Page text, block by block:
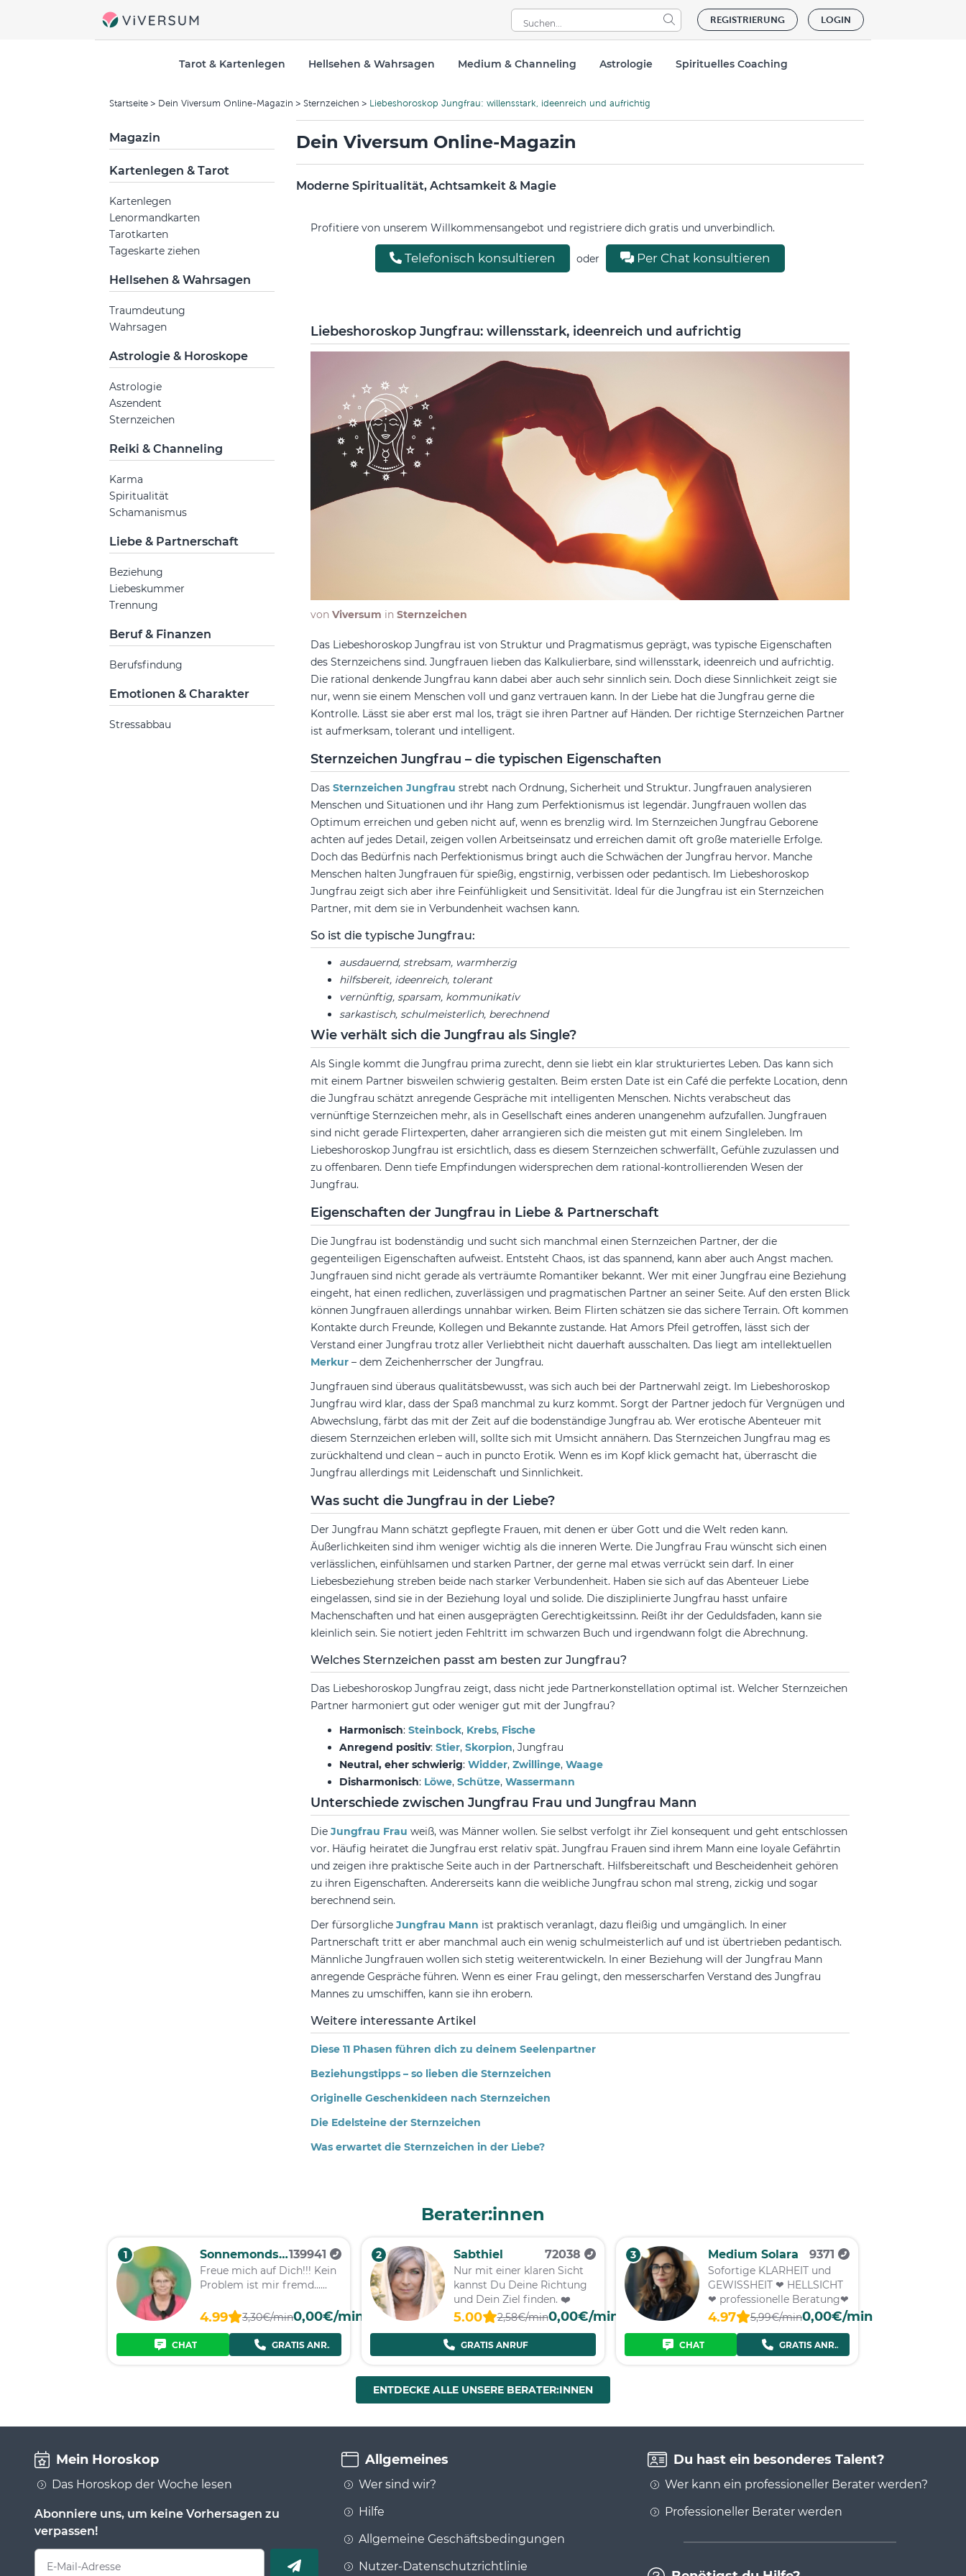
REGISTRIERUNG LOGIN
Tarot & Kartenlegen Hellsehen & Wahrsagen Medium & Channeling Astrologie Spirituelles Coaching
Startseite Dein Viversum Online-Magazin Sternzeichen Liebeshoroskop Jungfrau: willensstark, ideenreich und aufrichtig
Magazin
Kartenlegen & Tarot
Kartenlegen
Lenormandkarten
Tarotkarten
Tageskarte ziehen
Hellsehen & Wahrsagen
Traumdeutung
Wahrsagen
Astrologie & Horoskope
Astrologie
Aszendent
Sternzeichen
Reiki & Channeling
Karma
Spiritualität
Schamanismus
Liebe & Partnerschaft
Beziehung
Liebeskummer
Trennung
Beruf & Finanzen
Berufsfindung
Emotionen & Charakter
Stressabbau
Dein Viversum Online-Magazin
Moderne Spiritualität, Achtsamkeit & Magie
Profitiere von unserem Willkommensangebot und registriere dich gratis und unverbindlich.
Telefonisch konsultieren oder Per Chat konsultieren
Liebeshoroskop Jungfrau: willensstark, ideenreich und aufrichtig
von Viversum in Sternzeichen
Das Liebeshoroskop Jungfrau ist von Struktur und Pragmatismus geprägt, was typische Eigenschaften
des Sternzeichens sind. Jungfrauen lieben das Kalkulierbare, sind willensstark, ideenreich und aufrichtig.
Die rational denkende Jungfrau kann dabei aber auch sehr sinnlich sein. Doch diese Sinnlichkeit zeigt sie
nur, wenn sie einem Menschen voll und ganz vertrauen kann. In der Liebe hat die Jungfrau gerne die
Kontrolle. Lässt sie aber erst mal los, trägt sie ihren Partner auf Händen. Der richtige Sternzeichen Partner
ist aufmerksam, tolerant und intelligent.
Sternzeichen Jungfrau – die typischen Eigenschaften
Das Sternzeichen Jungfrau strebt nach Ordnung, Sicherheit und Struktur. Jungfrauen analysieren
Menschen und Situationen und ihr Hang zum Perfektionismus ist legendär. Jungfrauen wollen das
Optimum erreichen und geben nicht auf, wenn es brenzlig wird. Im Sternzeichen Jungfrau Geborene
achten auf jedes Detail, zeigen vollen Arbeitseinsatz und erreichen damit oft große materielle Erfolge.
Doch das Bedürfnis nach Perfektionismus bringt auch die Schwächen der Jungfrau hervor. Manche
Menschen halten Jungfrauen für spießig, engstirnig, verbissen oder pedantisch. Im Liebeshoroskop
Jungfrau zeigt sich aber ihre Feinfühligkeit und Sensitivität. Ideal für die Jungfrau ist ein Sternzeichen
Partner, mit dem sie in Verbundenheit wachsen kann.
So ist die typische Jungfrau:
ausdauernd, strebsam, warmherzig
hilfsbereit, ideenreich, tolerant
vernünftig, sparsam, kommunikativ
sarkastisch, schulmeisterlich, berechnend
Wie verhält sich die Jungfrau als Single?
Als Single kommt die Jungfrau prima zurecht, denn sie liebt ein klar strukturiertes Leben. Das kann sich
mit einem Partner bisweilen schwierig gestalten. Beim ersten Date ist ein Café die perfekte Location, denn
die Jungfrau schätzt anregende Gespräche mit intelligenten Menschen. Nichts verabscheut das
vernünftige Sternzeichen mehr, als in Gesellschaft eines anderen unangenehm aufzufallen. Jungfrauen
sind nicht gerade Flirtexperten, daher arrangieren sich die meisten gut mit einem Singleleben. Im
Liebeshoroskop Jungfrau ist ersichtlich, dass es diesem Sternzeichen schwerfällt, Gefühle zuzulassen und
zu offenbaren. Denn tiefe Empfindungen widersprechen dem rational-kontrollierenden Wesen der
Jungfrau.
Eigenschaften der Jungfrau in Liebe & Partnerschaft
Die Jungfrau ist bodenständig und sucht sich manchmal einen Sternzeichen Partner, der die
gegenteiligen Eigenschaften aufweist. Entsteht Chaos, ist das spannend, kann aber auch Angst machen.
Jungfrauen sind nicht gerade als verträumte Romantiker bekannt. Wer mit einer Jungfrau eine Beziehung
eingeht, hat einen redlichen, zuverlässigen und pragmatischen Partner an seiner Seite. Auf den ersten Blick
können Jungfrauen allerdings unnahbar wirken. Beim Flirten schätzen sie das sichere Terrain. Oft kommen
Kontakte durch Freunde, Kollegen und Bekannte zustande. Hat Amors Pfeil getroffen, lässt sich der
Verstand einer Jungfrau trotz aller Verliebtheit nicht dauerhaft ausschalten. Das liegt am intellektuellen
Merkur – dem Zeichenherrscher der Jungfrau.
Jungfrauen sind überaus qualitätsbewusst, was sich auch bei der Partnerwahl zeigt. Im Liebeshoroskop
Jungfrau wird klar, dass der Spaß manchmal zu kurz kommt. Sorgt der Partner jedoch für Vergnügen und
Abwechslung, färbt das mit der Zeit auf die bodenständige Jungfrau ab. Wer erotische Abenteuer mit
diesem Sternzeichen erleben will, sollte sich mit Umsicht annähern. Das Sternzeichen Jungfrau mag es
zurückhaltend und clean – auch in puncto Erotik. Wenn es im Kopf klick gemacht hat, überrascht die
Jungfrau allerdings mit Leidenschaft und Sinnlichkeit.
Was sucht die Jungfrau in der Liebe?
Der Jungfrau Mann schätzt gepflegte Frauen, mit denen er über Gott und die Welt reden kann.
Äußerlichkeiten sind ihm weniger wichtig als die inneren Werte. Die Jungfrau Frau wünscht sich einen
verlässlichen, einfühlsamen und starken Partner, der gerne mal etwas verrückt sein darf. In einer
Liebesbeziehung streben beide nach starker Verbundenheit. Haben sie sich auf das Abenteuer Liebe
eingelassen, sind sie in der Beziehung loyal und solide. Die disziplinierte Jungfrau hasst unfaire
Machenschaften und hat einen ausgeprägten Gerechtigkeitssinn. Reißt ihr der Geduldsfaden, kann sie
kleinlich sein. Sie notiert jeden Fehltritt im schwarzen Buch und irgendwann folgt die Abrechnung.
Welches Sternzeichen passt am besten zur Jungfrau?
Das Liebeshoroskop Jungfrau zeigt, dass nicht jede Partnerkonstellation optimal ist. Welcher Sternzeichen
Partner harmoniert gut oder weniger gut mit der Jungfrau?
Harmonisch: Steinbock, Krebs, Fische
Anregend positiv: Stier, Skorpion, Jungfrau
Neutral, eher schwierig: Widder, Zwillinge, Waage
Disharmonisch: Löwe, Schütze, Wassermann
Unterschiede zwischen Jungfrau Frau und Jungfrau Mann
Die Jungfrau Frau weiß, was Männer wollen. Sie selbst verfolgt ihr Ziel konsequent und geht entschlossen
vor. Häufig heiratet die Jungfrau erst relativ spät. Jungfrau Frauen sind ihrem Mann eine loyale Gefährtin
und zeigen ihre praktische Seite auch in der Partnerschaft. Hilfsbereitschaft und Bescheidenheit gehören
zu ihren Eigenschaften. Andererseits kann die weibliche Jungfrau schon mal streng, zickig und sogar
berechnend sein.
Der fürsorgliche Jungfrau Mann ist praktisch veranlagt, dazu fleißig und umgänglich. In einer
Partnerschaft tritt er aber manchmal auch ein wenig schulmeisterlich auf und ist übertrieben pedantisch.
Männliche Jungfrauen wollen sich stetig weiterentwickeln. In einer Beziehung will der Jungfrau Mann
anregende Gespräche führen. Wenn es einer Frau gelingt, den messerscharfen Verstand des Jungfrau
Mannes zu umschiffen, kann sie ihn erobern.
Weitere interessante Artikel
Diese 11 Phasen führen dich zu deinem Seelenpartner
Beziehungstipps – so lieben die Sternzeichen
Originelle Geschenkideen nach Sternzeichen
Die Edelsteine der Sternzeichen
Was erwartet die Sternzeichen in der Liebe?
Berater:innen
1 Sonnemondsterne139941
Freue mich auf Dich!!! Kein
Problem ist mir fremd......
4.99 3,30€/min0,00€/min
CHAT GRATIS ANRUF
2 Sabthiel 72038
Nur mit einer klaren Sicht
kannst Du Deine Richtung
und Dein Ziel finden. ❤️
5.00 2,58€/min0,00€/min
GRATIS ANRUF
3 Medium Solara 9371
Sofortige KLARHEIT und
GEWISSHEIT ❤ HELLSICHT
❤ professionelle Beratung❤
4.97 5,99€/min0,00€/min
CHAT GRATIS ANRUF
ENTDECKE ALLE UNSERE BERATER:INNEN
Mein Horoskop
Das Horoskop der Woche lesen
Abonniere uns, um keine Vorhersagen zu
verpassen!
E-Mail-Adresse
Allgemeines
Wer sind wir?
Hilfe
Allgemeine Geschäftsbedingungen
Nutzer-Datenschutzrichtlinie
Du hast ein besonderes Talent?
Wer kann ein professioneller Berater werden?
Professioneller Berater werden